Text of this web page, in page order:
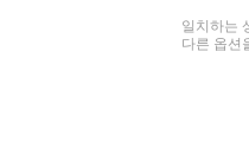
일치하는
다른 옵션